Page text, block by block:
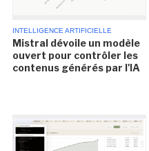
INTELLIGENCE ARTIFICIELLE
Mistral dévoile un modèle
ouvert pour contrôler les
contenus générés par l'IA